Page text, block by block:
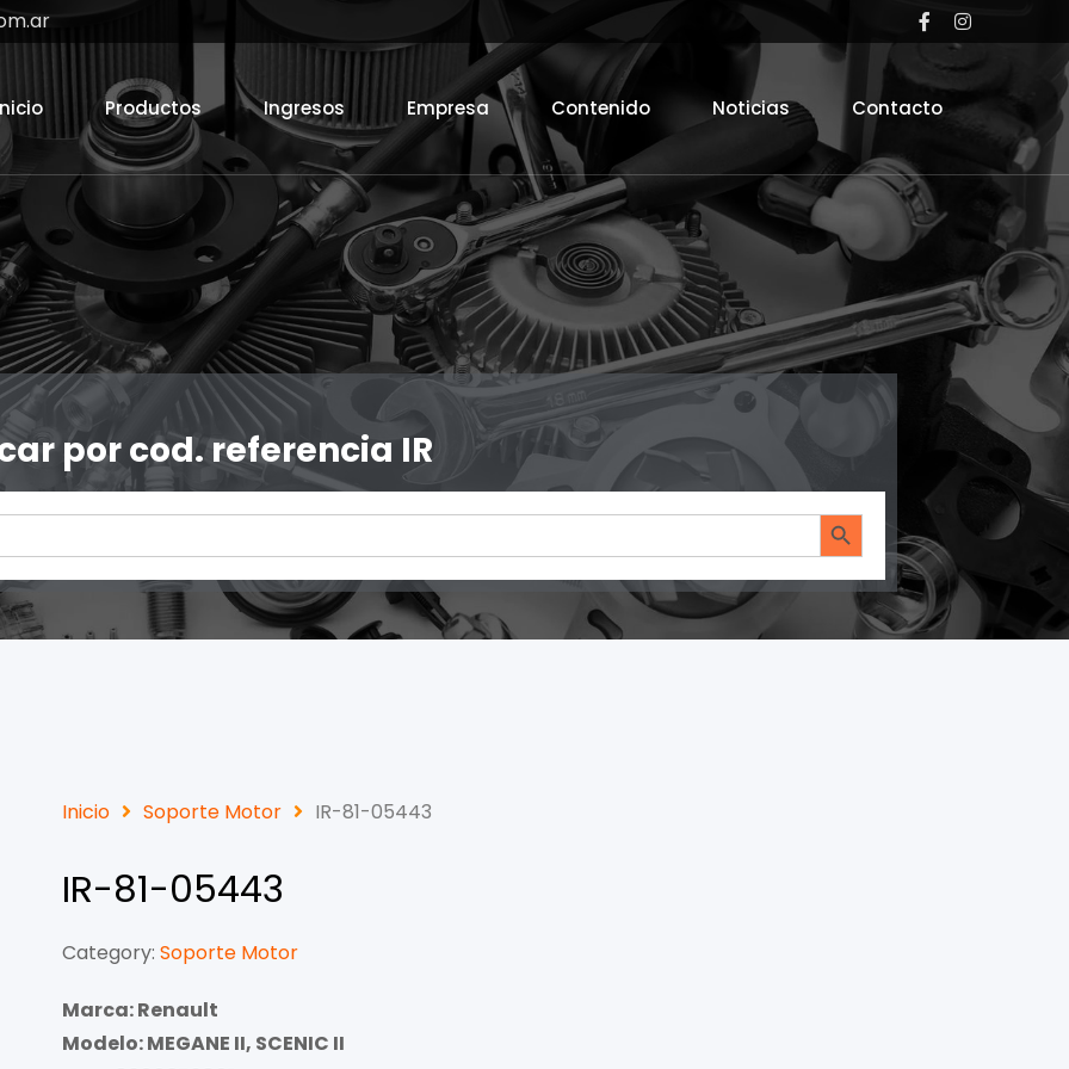
Productos Ingresos Empresa Contenido Noticias Contacto
por cod. referencia IR
Search Button
Inicio Soporte Motor IR-81-05443
IR-81-05443
Category: Soporte Motor
Marca: Renault
Modelo: MEGANE II, SCENIC II